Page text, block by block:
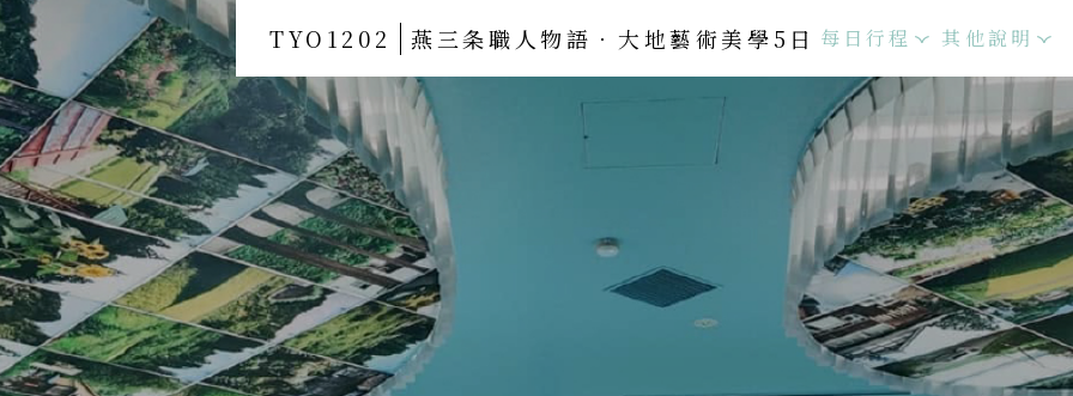
TYO1202 燕三条職人物語．大地藝術美學5日 每日行程 其他說明